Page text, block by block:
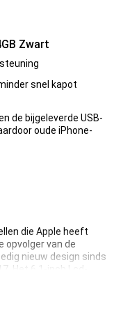
Zwart
snel kapot
de bijgeleverde USB-
oude iPhone-
die Apple heeft
opvolger van de
nieuw design sinds
Het 6.1-inch Lcd-
Oled-technologie,
gezichtsherkenning